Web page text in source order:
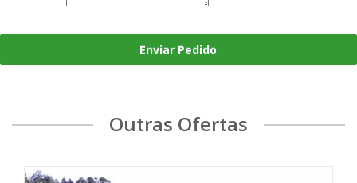
Enviar Pedido
Outras Ofertas